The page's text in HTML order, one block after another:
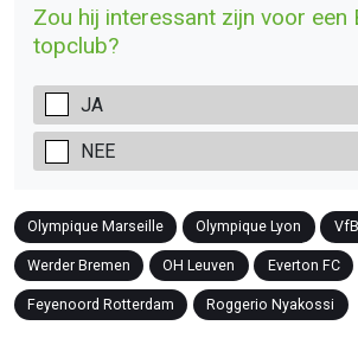
Zou hij interessant zijn voor een
topclub?
JA
NEE
Olympique Marseille Olympique Lyon
Werder Bremen OH Leuven Everton FC
Feyenoord Rotterdam Roggerio Nyakossi